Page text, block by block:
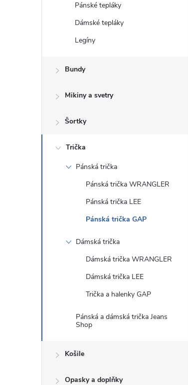
Pánské tepláky
Dámské tepláky
Legíny
Bundy
Mikiny a svetry
Šortky
Trička
Pánská trička
Pánská trička WRANGLER
Pánská trička LEE
Pánská trička GAP
Dámská trička
Dámská trička WRANGLER
Dámská trička LEE
Trička a halenky GAP
Pánská a dámská trička Jeans
Shop
Košile
Opasky a doplňky